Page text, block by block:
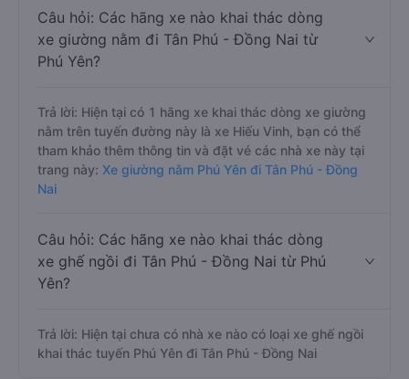
Câu hỏi: Các hãng xe nào khai thác dòng
xe giường nằm đi Tân Phú - Đồng Nai từ
Phú Yên?
Trả lời: Hiện tại có 1 hãng xe khai thác dòng xe giường
nằm trên tuyến đường này là xe Hiếu Vinh, bạn có thể
tham khảo thêm thông tin và đặt vé các nhà xe này tại
trang này: Xe giường nằm Phú Yên đi Tân Phú - Đồng
Nai
Câu hỏi: Các hãng xe nào khai thác dòng
xe ghế ngồi đi Tân Phú - Đồng Nai từ Phú
Yên?
Trả lời: Hiện tại chưa có nhà xe nào có loại xe ghế ngồi
khai thác tuyến Phú Yên đi Tân Phú - Đồng Nai